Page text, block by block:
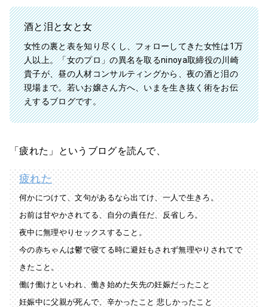
酒と泪と女と女
女性の裏と表を知り尽くし、フォローしてきた女性は1万
人以上。「女のプロ」の異名を取るninoya取締役の川崎
貴子が、昼の人材コンサルティングから、夜の酒と泪の
現場まで。若いお嬢さん方へ、いまを生き抜く術をお伝
えするブログです。
「疲れた」というブログを読んで、
疲れた
何かにつけて、文句があるなら出てけ、一人で生きろ。
お前は甘やかされてる、自分の責任だ、反省しろ。
夜中に無理やりセックスすること。
今の赤ちゃんは鬱で寝てる時に避妊もされず無理やりされてで
きたこと。
働け働けといわれ、働き始めた矢先の妊娠だったこと
妊娠中に父親が死んで、辛かったこと 悲しかったこと